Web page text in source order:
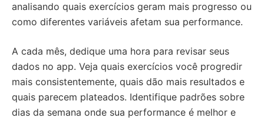
analisando quais exercícios geram mais progresso ou
como diferentes variáveis afetam sua performance.
A cada mês, dedique uma hora para revisar seus
dados no app. Veja quais exercícios você progredir
mais consistentemente, quais dão mais resultados e
quais parecem plateados. Identifique padrões sobre
dias da semana onde sua performance é melhor e